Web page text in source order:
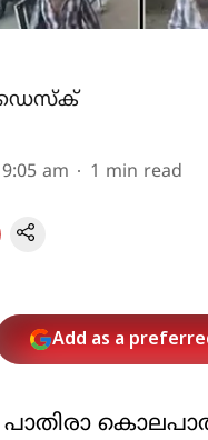
ഡെസ്ക്
am 1 min read
Add as a